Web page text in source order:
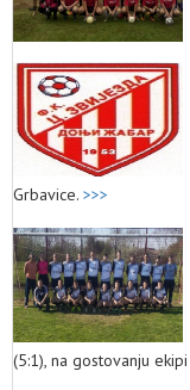
Grbavice. >>>
(5:1), na gostovanju ekipi